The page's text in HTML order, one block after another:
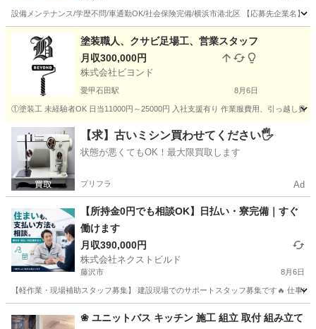
設備メンテナンス/学歴不問/車通勤OK/社会保険完備/横浜市港北区 【応募先企業名】
神奈川 横浜市 その他 社会保険
塗装職人、クサビ足場工、営業スタッフ
月収300,000円
株式会社ビヨンド
愛甲石田駅 8月6日
①塗装工 未経驗者OK 日当11000円～25000円 入社支援有り 作業服費用、引っ越し費
神奈川 厚木市 愛甲石田駅 その他 未経験
【求】古いミシン買わせてください🖐️
状態が悪くてもOK！最大限買取します
プリフラ Ad
【所持金0円でも相談OK】日払い・寮完備｜すぐ
働けます
月収390,000円
株式会社ネクストビルド
藤沢市 8月6日
【軽作業・現場補助スタッフ募集】 建設現場でのサポートスタッフ募集です🔥 仕事
❀ ユニットバス キッチン 施工 組立 取付 組み立て